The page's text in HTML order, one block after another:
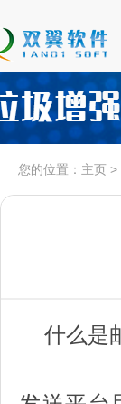
您的位置： 主页 >
什么是